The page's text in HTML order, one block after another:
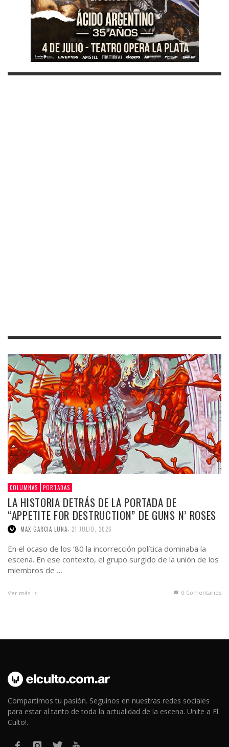
COLUMNAS PORTADAS
LA HISTORIA DETRÁS DE LA PORTADA DE
“APPETITE FOR DESTRUCTION” DE GUNS N’ ROSES
MAX GARCIA LUNA 21 JULIO, 2026
En el ocaso de los ’80 la incorrección política dominaba la
escena. En ese contexto, el grupo surgido de la unión de los
miembros de …
Ver más 0 Comentarios
Compartimos tu pasión. Seguinos en nuestras redes sociales
para estar al tanto de toda la actualidad de la escena. Unite a El
Culto!.